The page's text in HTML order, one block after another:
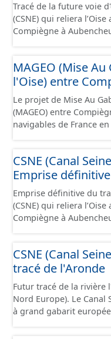
éventuellement
l'apport d'eau
(ex: nappe de socle ou
à l'eau potable en eau
d’alimentation du ou
la surface du sol qui
captage). Les notions
bassin d’alimentation »
considérées comme synonymes. Ce
des Hospices.
Tracé de la future voie
(CSNE) qui reliera
Compiègne à
jusque 11,40 mètres de
tonnes de
la partie du sud CSNE.
MAGEO (Mise
l'Oise) entre
Le projet de Mise Au
(MAGEO) entre
navigables de France
Creil, afin d’accueillir
transportant jusqu’à 4
projet se situe au
Europe, maillon central
Escaut. Il s’étend sur
pont SNCF de
Cette ressource
d'utilité publique (DUP).
CSNE (Canal
Emprise définitive
Emprise définitive du
(CSNE) qui reliera
Compiègne à
jusque 11,40 mètres
tonnes de
la partie du sud CSNE.
CSNE (Canal
tracé de l'Aronde
Futur tracé de la rivière
Nord Europe). Le Canal Seine Nord Europe est un canal
à grand gabarit